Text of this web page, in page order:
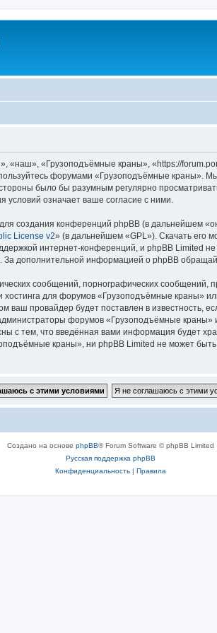
«Грузоподъёмные краны», «https://
форумами «Грузоподъёмные краны».
было бы разумным регулярно
означает ваше согласие с ними.
создания конференций phpBB (в дальнейшем
License v2» (в дальнейшем «GPL»). Скачать его
интернет-конференций, и phpBB Limited
За дополнительной информацией о phpBB
сообщений, порнографических сообщений,
хостинга для форумов «Грузоподъёмные краны»
провайдер будет поставлен в известность,
форумов «Грузоподъёмные
с тем, что введённая вами информация будет
краны», ни phpBB Limited не может быть
Создано на основе phpBB® Forum Software © phpBB Limited
Русская поддержка phpBB
Конфиденциальность| Правила